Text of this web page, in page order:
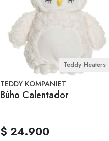
Teddy Heaters
TEDDY KOMPANIET
Búho Calentador
$ 24.900